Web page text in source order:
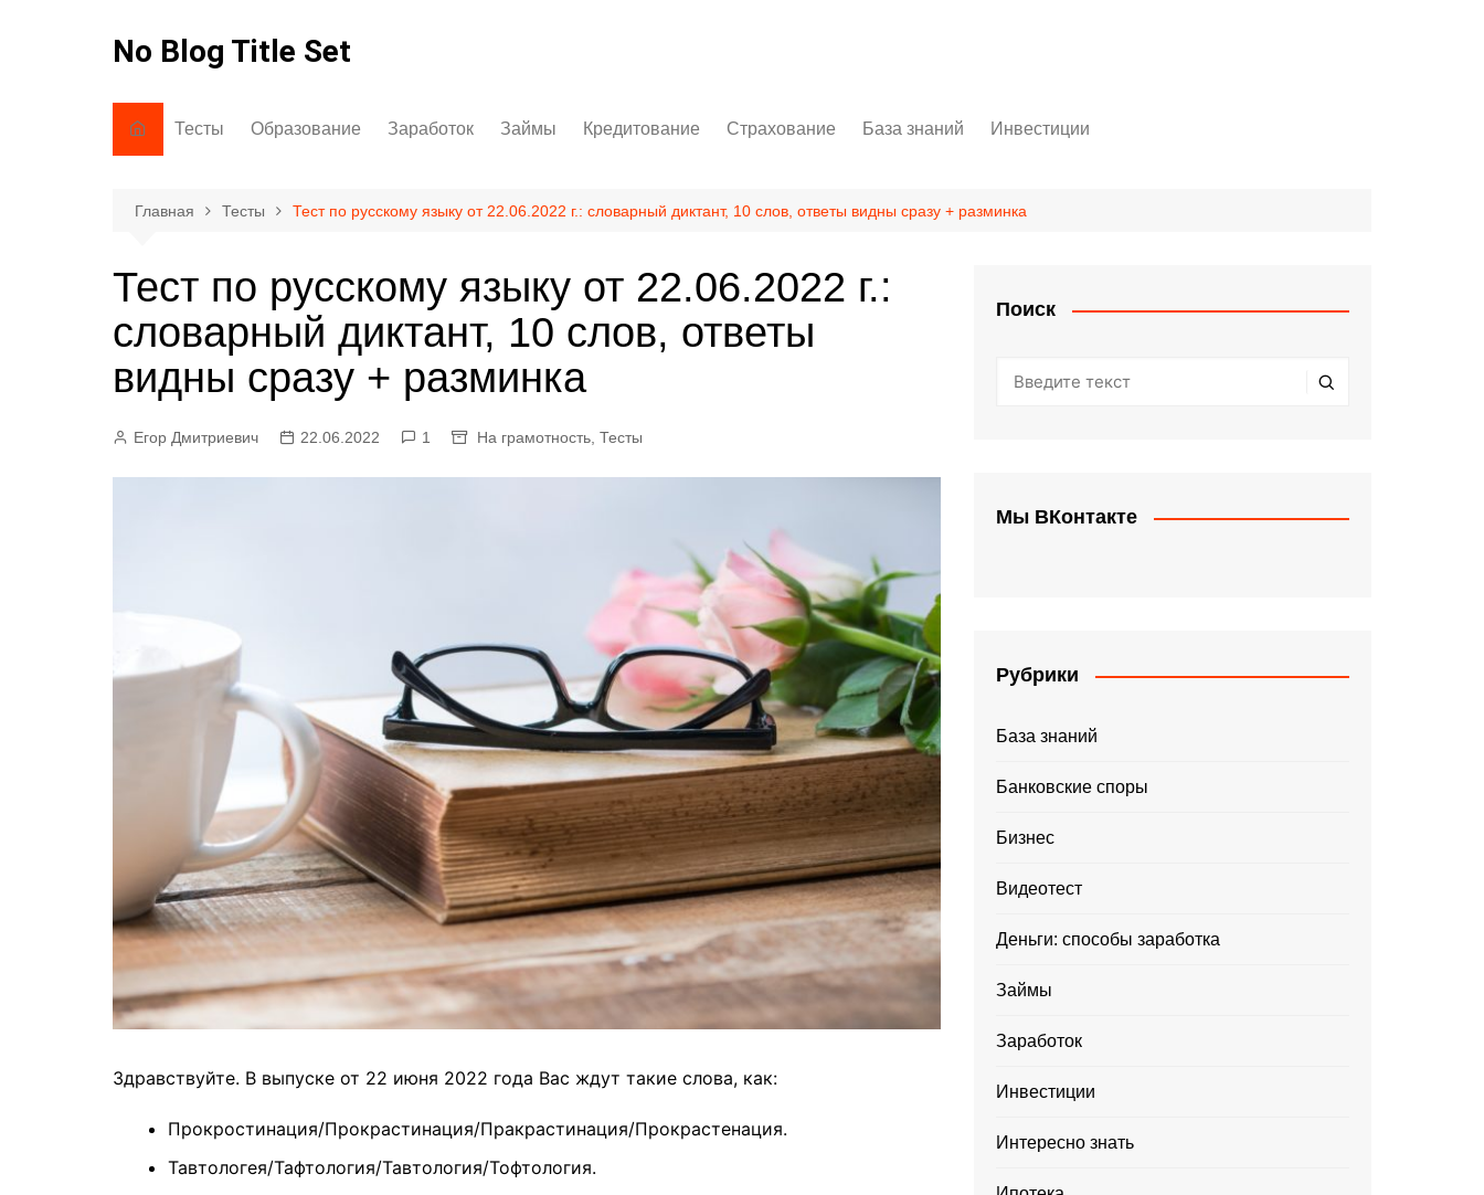
No Blog Title Set
Тесты
На грамотность
Психологические тесты
Образование
Как писать
Заработок Займы
Как оформить займ
Кредитование
Автокредит
Кредитная карта
Страхование
КАСКО
База знаний
Осторожно, мошенники!
Полезное
Инвестиции
Статьи
Главная Тесты Тест по русскому языку от 22.06.2022 г.: словарный диктант, 10 слов, ответы видны сразу + разминка
Тест по русскому языку от 22.06.2022 г.:
словарный диктант, 10 слов, ответы
видны сразу + разминка
Егор Дмитриевич 22.06.2022 1 На грамотность Тесты
Здравствуйте. В выпуске от 22 июня 2022 года Вас ждут такие слова, как:
Прокростинация/Прокрастинация/Пракрастинация/Прокрастенация.
Тавтологея/Тафтология/Тавтология/Тофтология.
Поиск
Мы ВКонтакте
Рубрики
База знаний
Банковские споры
Бизнес
Видеотест
Деньги: способы заработка
Займы
Заработок
Инвестиции
Интересно знать